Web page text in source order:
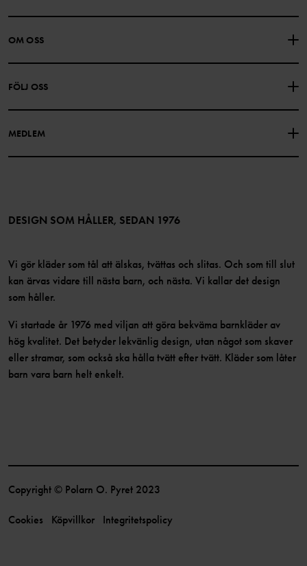
KONTAKTA OSS
PRESENTKORTSALDO KÖPVILLKOR
INTEGRITETSPOLICY
OM OSS
FÖLJ OSS
MEDLEM
Bli medlem
DESIGN SOM HÅLLER, SEDAN 1976
Vi gör kläder som tål att älskas, tvättas och slitas. Och som till slut
kan ärvas vidare till nästa barn, och nästa. Vi kallar det design
som håller.
Vi startade år 1976 med viljan att göra bekväma barnkläder av
hög kvalitet. Det betyder lekvänlig design, utan något som skaver
eller stramar, som också ska hålla tvätt efter tvätt. Kläder som låter
barn vara barn helt enkelt.
Copyright © Polarn O. Pyret 2023
Cookies Köpvillkor Integritetspolicy